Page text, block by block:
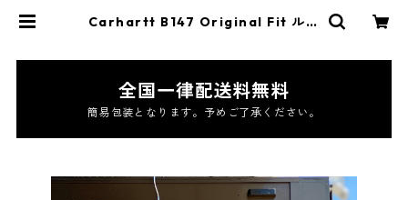
Carhartt B147 Original Fit ルー
ン ベージュ ワークパンツ ハー
フパンツ 短パン カーハート キ
ャンバスダック ペインターパンツ
汚れ カーペンターパンツ ワイ
｜アメカジ 古着 バイカーファッ
全国一律配送料無料
簡易包装となります。予めご了承ください。